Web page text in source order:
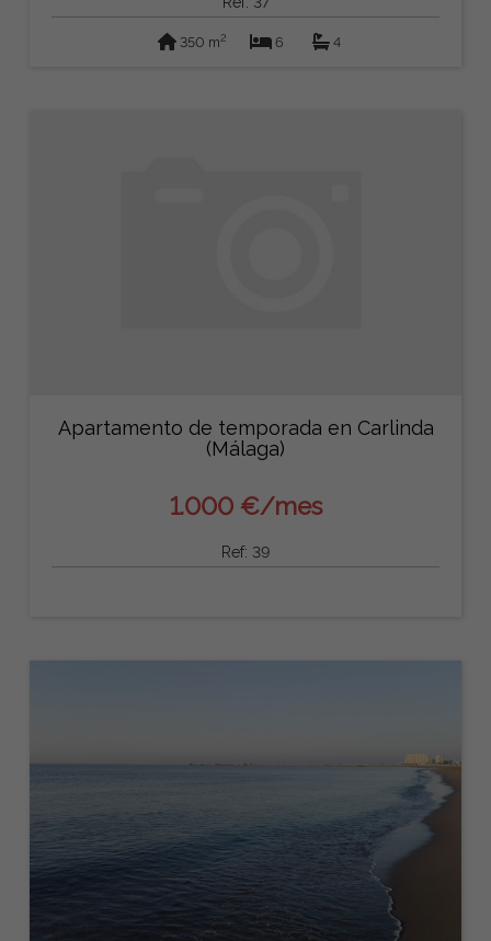
350 m2 6 4
Apartamento de temporada en Carlinda
(Málaga)
1.000 €/mes
Ref: 39